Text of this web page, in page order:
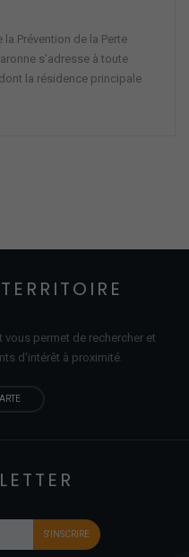
Prévention de la Perte
s’adresse à toute
la résidence principale
permet de rechercher et
d'intérêt à proximité.